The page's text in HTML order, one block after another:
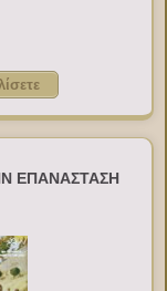
ΕΠΑΝΑΣΤΑΣΗ